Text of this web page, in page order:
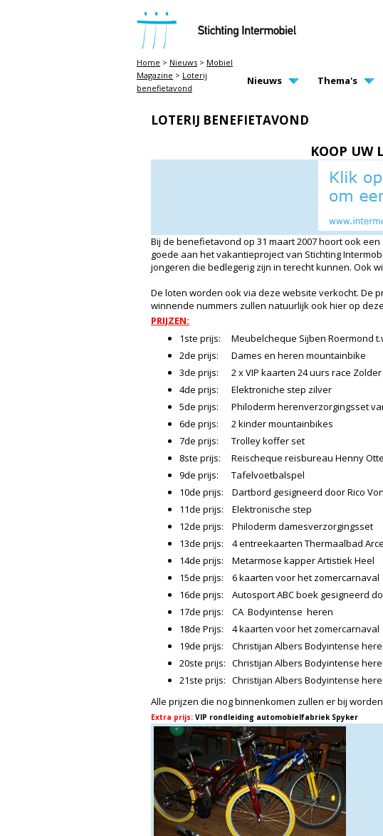
STICHTING INTERMOBIEL
MAIN PAGE NAVIGATION
Nieuws Thema's
Home > Nieuws > Mobiel
Magazine > Loterij
benefietavond
LOTERIJ BENEFIETAVOND
KOOP UW
Bij de benefietavond op 31 maart 2007 hoort ook
goede aan het vakantieproject van Stichting
jongeren die bedlegerig zijn in terecht kunnen. Ook
De loten worden ook via deze website verkocht. De
winnende nummers zullen natuurlijk ook hier op
PRIJZEN:
1ste prijs: Meubelcheque Sijben Roermond
2de prijs: Dames en heren mountainbike
3de prijs: 2 x VIP kaarten 24 uurs race Zolder
4de prijs: Elektroniche step zilver
5de prijs: Philoderm herenverzorgingsset
6de prijs: 2 kinder mountainbikes
7de prijs: Trolley koffer set
8ste prijs: Reischeque reisbureau Henny
9de prijs: Tafelvoetbalspel
10de prijs: Dartbord gesigneerd door Rico
11de prijs: Elektronische step
12de prijs: Philoderm damesverzorgingsset
13de prijs: 4 entreekaarten Thermaalbad
14de prijs: Metarmose kapper Artistiek Heel
15de prijs: 6 kaarten voor het zomercarnaval
16de prijs: Autosport ABC boek gesigneerd
17de prijs: CA Bodyintense heren
18de Prijs: 4 kaarten voor het zomercarnaval
19de prijs: Christijan Albers Bodyintense
20ste prijs: Christijan Albers Bodyintense
21ste prijs: Christijan Albers Bodyintense
Alle prijzen die nog binnenkomen zullen er bij
Extra prijs: VIP rondleiding automobielfabriek Spyker